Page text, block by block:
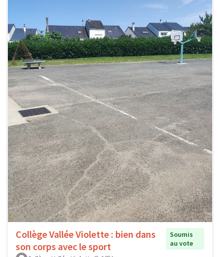
Collège Vallée Violette : bien dans
son corps avec le sport
Soumis
au vote